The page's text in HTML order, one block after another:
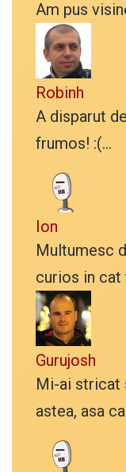
Am pus
Robinh
A disparut
frumos! :(...
Ion
Multumesc
curios in cat
Gurujosh
Mi-ai stricat
astea, asa